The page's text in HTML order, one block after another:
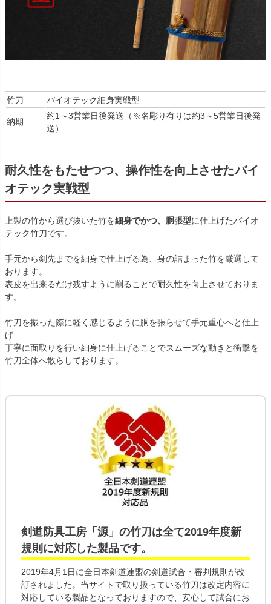
竹刀 バイオテック細身実戦型
納期
約1～3営業日後発送（※名彫り有りは約3～5営業日後発
送）
耐久性をもたせつつ、操作性を向上させたバイ
オテック実戦型
上製の竹から選び抜いた竹を細身でかつ、胴張型に仕上げたバイオ
テック竹刀です。
手元から剣先までを細身で仕上げる為、身の詰まった竹を厳選して
おります。
表皮を出来るだけ残すように削ることで耐久性を向上させておりま
す。
竹刀を振った際に軽く感じるように胴を張らせて手元重心へと仕上
げ
丁寧に面取りを行い細身に仕上げることでスムーズな動きと衝撃を
竹刀全体へ散らしております。
剣道防具工房「源」の竹刀 は全て2019年度新
規則 に対応した製品です。
2019年4月1日に全日本剣道連盟の剣道試合・審判規則が改
訂されました。当サイトで取り扱っている竹刀は改定内容に
対応している製品となっておりますので、安心して試合にお